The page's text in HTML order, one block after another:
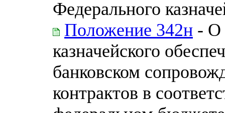
Федерального
Положение 342н - О
казначейского
банковском
контрактов в